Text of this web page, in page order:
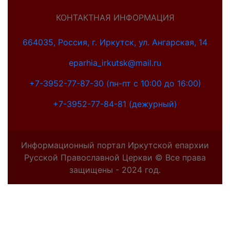
КОНТАКТНАЯ ИНФОРМАЦИЯ
664035, Россия, г. Иркутск, ул. Ангарская, 14
eparhia_irkutsk@mail.ru
+7-3952-77-87-30 (пн-пт с 10:00 до 16:00)
+7-3952-77-84-81 (дежурный)
Информационный портал Иркутской епархии
Русской Православной Церкви © Все права
защищены - 2024 год.